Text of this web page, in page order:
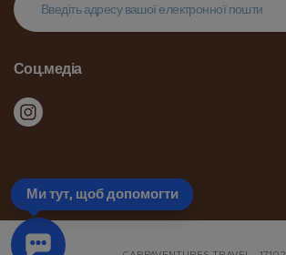
Соц.медіа
Ми тут, щоб допомогти